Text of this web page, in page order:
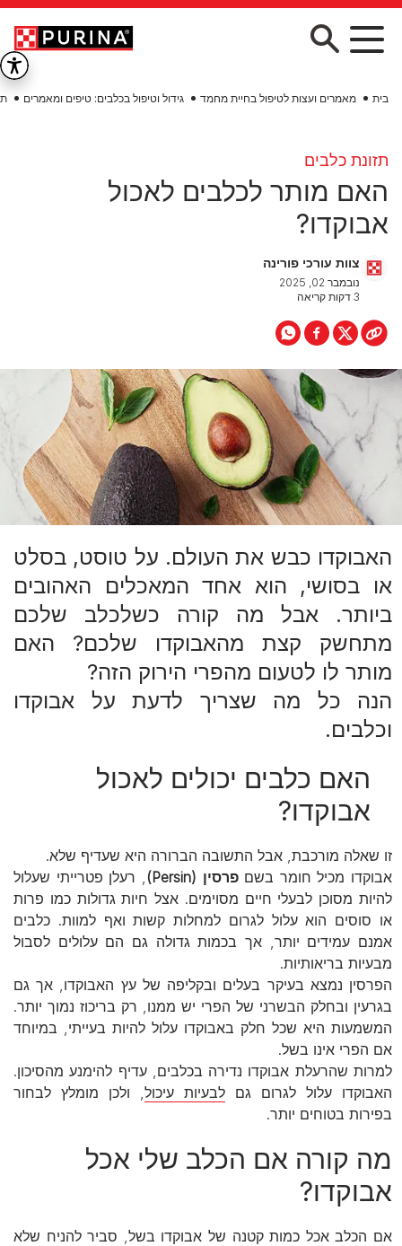
Skip to main content
בית מאמרים ועצות לטיפול בחיית מחמד גידול וטיפול בכלבים: טיפים ומאמרים
תזונת כלבים
האם מותר לכלבים לאכול
אבוקדו?
צוות עורכי פורינה
נובמבר 02, 2025
3 דקות קריאה
האבוקדו כבש את העולם. על טוסט, בסלט
או בסושי, הוא אחד המאכלים האהובים
ביותר. אבל מה קורה כשלכלב שלכם
מתחשק קצת מהאבוקדו שלכם? האם
מותר לו לטעום מהפרי הירוק הזה?
הנה כל מה שצריך לדעת על אבוקדו
וכלבים.
האם כלבים יכולים לאכול
אבוקדו?
זו שאלה מורכבת, אבל התשובה הברורה היא שעדיף שלא.
אבוקדו מכיל חומר בשםפרסין (Persin)
, רעלן פטרייתי שעלול
להיות מסוכן לבעלי חיים מסוימים. אצל חיות גדולות כמו פרות
או סוסים הוא עלול לגרום למחלות קשות ואף למוות. כלבים
אמנם עמידים יותר, אך בכמות גדולה גם הם עלולים לסבול
מבעיות בריאותיות.
הפרסין נמצא בעיקר בעלים ובקליפה של עץ האבוקדו, אך גם
בגרעין ובחלק הבשרני של הפרי יש ממנו, רק בריכוז נמוך יותר.
המשמעות היא שכל חלק באבוקדו עלול להיות בעייתי, במיוחד
אם הפרי אינו בשל.
למרות שהרעלת אבוקדו נדירה בכלבים, עדיף להימנע מהסיכון.
האבוקדו עלול לגרום גם לבעיות עיכול , ולכן מומלץ לבחור
בפירות בטוחים יותר.
מה קורה אם הכלב שלי אכל
אבוקדו?
אם הכלב אכל כמות קטנה של אבוקדו בשל, סביר להניח שלא